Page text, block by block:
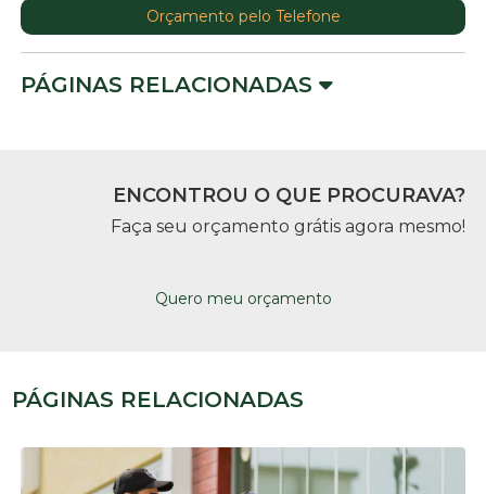
Orçamento pelo Telefone
PÁGINAS RELACIONADAS
ENCONTROU O QUE PROCURAVA?
Faça seu orçamento grátis agora mesmo!
Quero meu orçamento
PÁGINAS RELACIONADAS